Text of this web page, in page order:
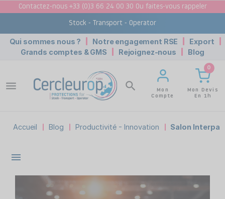
Contactez-nous +33 (0)3 66 24 00 30 Ou faites-vous rappeler
Stock - Transport - Operator
Qui sommes nous ? Notre engagement RSE
Export
Grands comptes & GMS
Rejoignez-nous Blog
search
Mon
Compte
0
Mon Devis
En 1h
menu
Accueil Blog Productivité - Innovation Salon
menu